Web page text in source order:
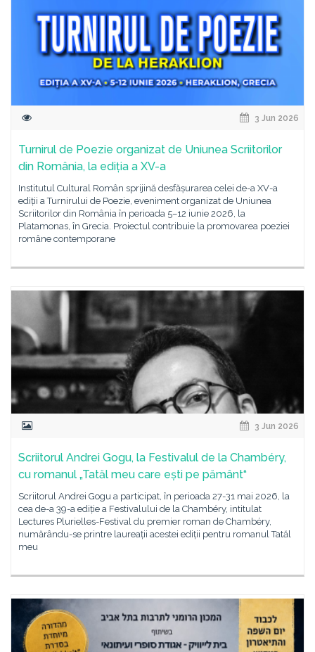
3 Jun 2026
Turnirul de Poezie organizat de Uniunea Scriitorilor
din România, la ediția a XV-a
Institutul Cultural Român sprijină desfășurarea celei de-a XV-a
ediții a Turnirului de Poezie, eveniment organizat de Uniunea
Scriitorilor din România în perioada 5–12 iunie 2026, la
Platamonas, în Grecia. Proiectul contribuie la promovarea poeziei
române contemporane
3 Jun 2026
Scriitorul Andrei Gogu, la Festivalul de la Chambéry,
cu romanul „Tatăl meu care ești pe pământ“
Scriitorul Andrei Gogu a participat, în perioada 27-31 mai 2026, la
cea de-a 39-a ediție a Festivalului de la Chambéry, intitulat
Lectures Plurielles-Festival du premier roman de Chambéry,
numărându-se printre laureații acestei ediții pentru romanul Tatăl
meu